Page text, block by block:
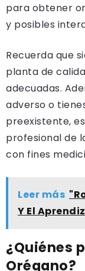
para obtener
y posibles
Recuerda que
planta de
adecuadas.
adverso o
preexistente,
profesional de
con fines
Leer más
Y El
¿Quiénes
Orégano?